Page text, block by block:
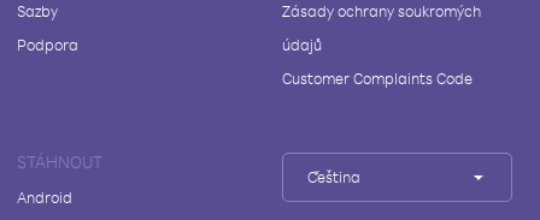
Sazby
Podpora
Zásady ochrany soukromých
údajů
Customer Complaints Code
STÁHNOUT
Android
Čeština